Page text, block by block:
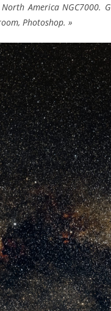
America
Photoshop. »